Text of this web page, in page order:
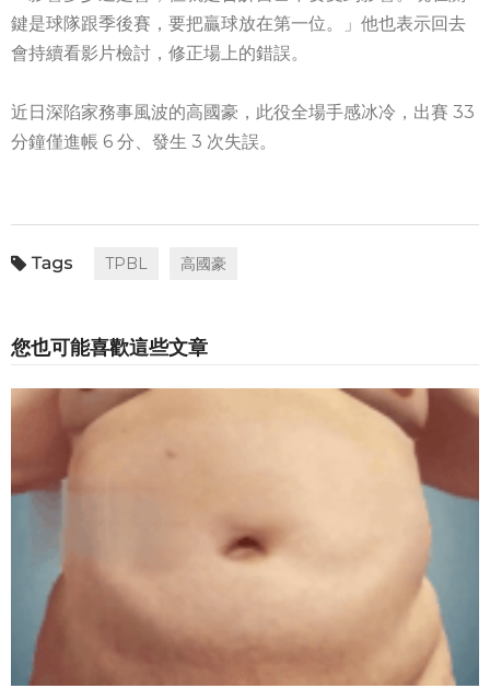
鍵是球隊跟季後賽，要把贏球放在第一位。」他也表示回去
會持續看影片檢討，修正場上的錯誤。
近日深陷家務事風波的高國豪，此役全場手感冰冷，出賽 33
分鐘僅進帳 6 分、發生 3 次失誤。
TPBL 高國豪
您也可能喜歡這些文章